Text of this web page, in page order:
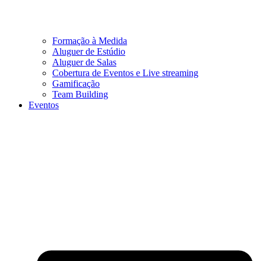
Formação à Medida
Aluguer de Estúdio
Aluguer de Salas
Cobertura de Eventos e Live streaming
Gamificação
Team Building
Eventos